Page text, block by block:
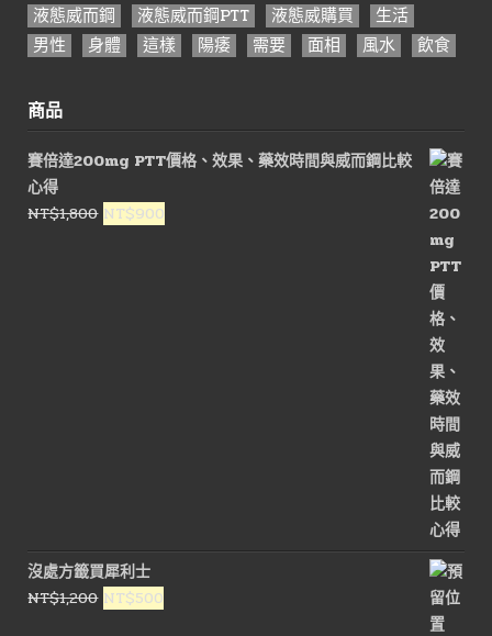
液態威而鋼
液態威而鋼PTT 液態威購買
生活
男性
身體 這樣 陽痿 需要 面相 風水 飲食
商品
賽倍達200mg PTT價格、效果、藥效時間與威而鋼比較
心得
NT$1,800 原
NT$900
沒處方籤買犀利士
NT$1,200 原
NT$500